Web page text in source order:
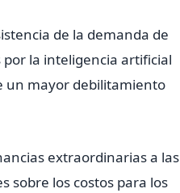
de la demanda de
la inteligencia artificial
un mayor debilitamiento
extraordinarias a las
sobre los costos para los